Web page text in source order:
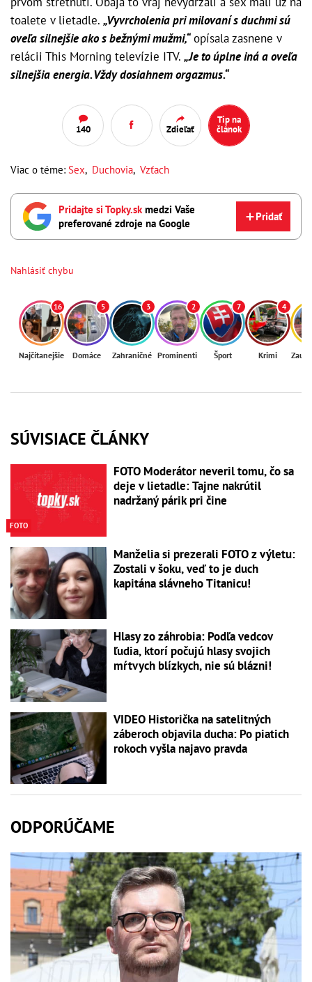
toalete v lietadle. „Vyvrcholenia pri milovaní s duchmi sú
oveľa silnejšie ako s bežnými mužmi,“opísala zasnene v
relácii This Morning televízie ITV. „Je to úplne iná a oveľa
silnejšia energia. Vždy dosiahnem orgazmus.“
140 Zdieľať
Tip na
článok
Viac o téme: Sex, Duchovia, Vzťach
Pridajte si Topky.skmedzi Vaše
preferované zdroje na Google
Pridať
Nahlásiť chybu
16
Najčítanejšie
5
Domáce
3
Zahraničné
2
Prominenti
7
Šport
4
Krimi
SÚVISIACE ČLÁNKY
FOTO
FOTO Moderátor neveril tomu, čo sa
deje v lietadle: Tajne nakrútil
nadržaný párik pri čine
Manželia si prezerali FOTO z výletu:
Zostali v šoku, veď to je duch
kapitána slávneho Titanicu!
Hlasy zo záhrobia: Podľa vedcov
ľudia, ktorí počujú hlasy svojich
mŕtvych blízkych, nie sú blázni!
VIDEO Historička na satelitných
záberoch objavila ducha: Po piatich
rokoch vyšla najavo pravda
ODPORÚČAME